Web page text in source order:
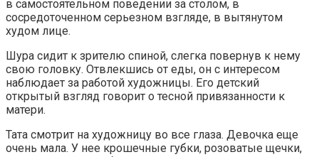
в самостоятельном поведении за столом, в
сосредоточенном серьезном взгляде, в вытянутом
худом лице.
Шура сидит к зрителю спиной, слегка повернув к нему
свою головку. Отвлекшись от еды, он с интересом
наблюдает за работой художницы. Его детский
открытый взгляд говорит о тесной привязанности к
матери.
Тата смотрит на художницу во все глаза. Девочка еще
очень мала. У нее крошечные губки, розоватые щечки,